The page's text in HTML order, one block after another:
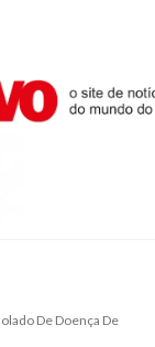
De Doença De